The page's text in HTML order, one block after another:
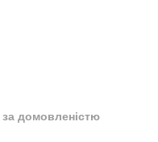
за домовленістю